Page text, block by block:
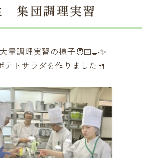
集団調理実習
量調理実習の様子🧑🏻‍🍳✨
テトサラダを作りました🍴